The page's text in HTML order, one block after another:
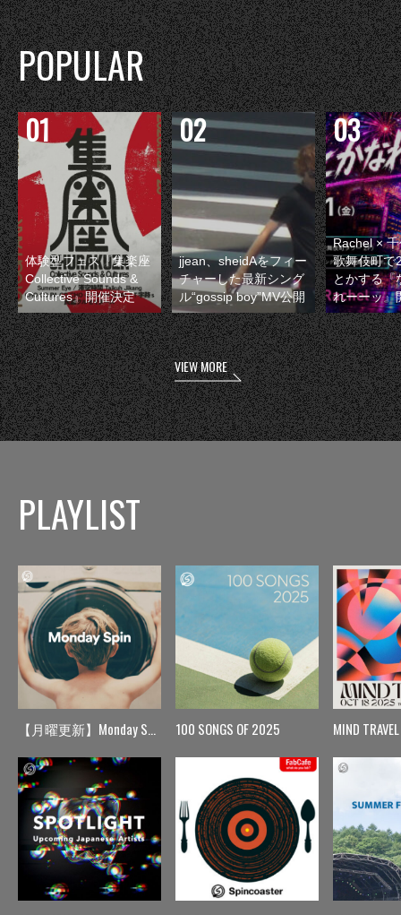
POPULAR
体験型フェス『集楽座
Collective Sounds &
Cultures』開催決定
jjean、sheidAをフィー
チャーした最新シング
ル“gossip boy”MV公開
Rachel ×
歌舞伎町で
とかする『
れーーッ』
VIEW MORE
PLAYLIST
【月曜更新】Monday Spin 100 SONGS OF 2025 MIND TRAVEL